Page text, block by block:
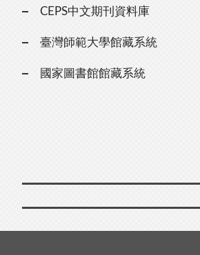
CEPS中文期刊資料庫
臺灣師範大學館藏系統
國家圖書館館藏系統